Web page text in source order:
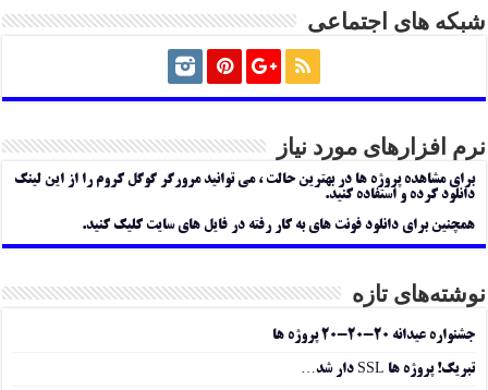
شبکه های اجتماعی
نرم افزارهای مورد نیاز
برای مشاهده پروژه ها در بهترین حالت ، می توانید مرورگر گوگل کروم را از این لینک
دانلود کرده و استفاده کنید.
همچنین برای دانلود فونت های به کار رفته در فایل های سایت کلیک کنید.
نوشته‌های تازه
جشنواره عیدانه ۲۰-۲۰-۲۰ پروژه ها
تبریک! پروژه ها SSL دار شد…